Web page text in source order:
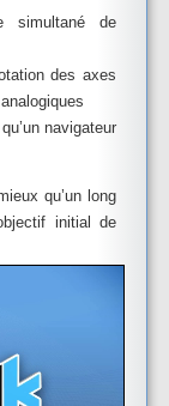
simultané de
des axes
navigateur
qu’un long
initial de